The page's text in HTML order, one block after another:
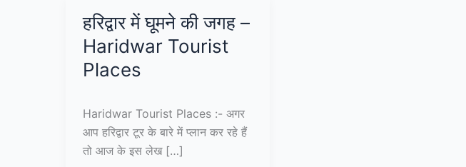
हरिद्वार में घूमने की जगह –
Haridwar Tourist
Places
Haridwar Tourist Places :- अगर
आप हरिद्वार टूर के बारे में प्लान कर रहे हैं
तो आज के इस लेख […]